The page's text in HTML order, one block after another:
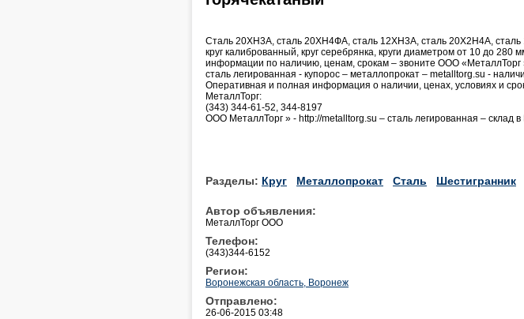
Сталь 20ХН3А, сталь 20ХН4ФА, сталь 12ХН3А, сталь 20Х2Н4А, сталь
круг калиброванный, круг серебрянка, круги диаметром от 10 до 280
информации по наличию, ценам, срокам – звоните ООО «МеталлТорг
сталь легированная - купорос – металлопрокат – metalltorg.su -
Оперативная и полная информация о наличии, ценах, условиях и
МеталлТорг:
(343) 344-61-52, 344-8197
ООО МеталлТорг » - http://metalltorg.su – сталь легированная – склад в
Разделы: Круг Металлопрокат Сталь Шестигранник
Автор объявления:
МеталлТорг ООО
Телефон:
(343)344-6152
Регион:
Воронежская область, Воронеж
Отправлено:
26-06-2015 03:48